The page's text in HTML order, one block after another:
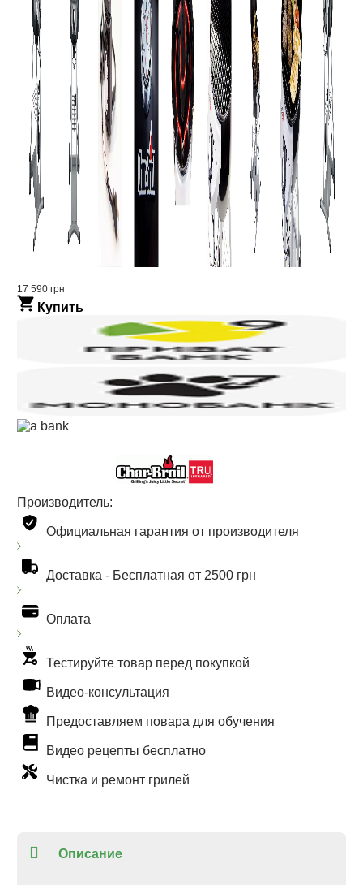
17 590 грн
Купить
Производитель:
Официальная гарантия от производителя
Доставка - Бесплатная от 2500 грн
Оплата
Тестируйте товар перед покупкой
Видео-консультация
Предоставляем повара для обучения
Видео рецепты бесплатно
Чистка и ремонт грилей
Описание